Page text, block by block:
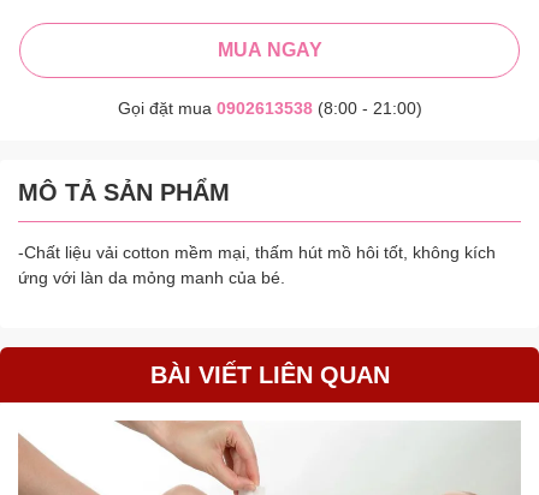
MUA NGAY
Gọi đặt mua 0902613538(8:00 - 21:00)
MÔ TẢ SẢN PHẨM
-Chất liệu vải cotton mềm mại, thấm hút mồ hôi tốt, không kích
ứng với làn da mỏng manh của bé.
BÀI VIẾT LIÊN QUAN